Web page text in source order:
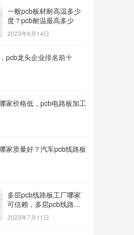
一般pcb板材耐高温多少
度？pcb耐温最高多少
2023年6月14日
pcb龙头企业排名前十
家价格低，pcb电路板加工
家质量好？汽车pcb线路板
多层pcb线路板工厂哪家
可信赖，多层pcb线路板
工厂哪个牌子质量好
2023年7月11日